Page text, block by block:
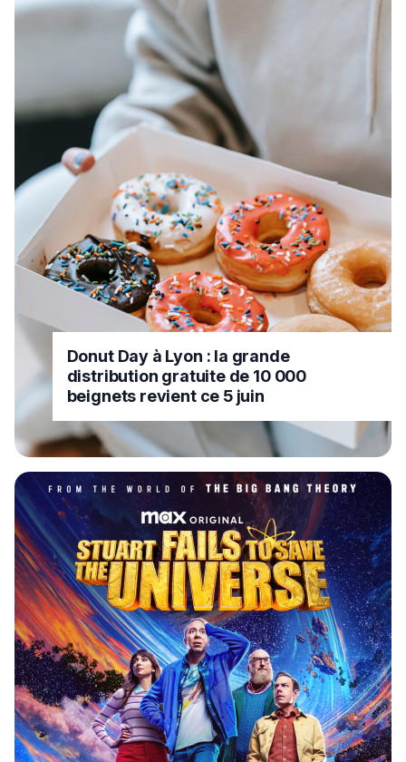
Donut Day à Lyon : la grande
distribution gratuite de 10 000
beignets revient ce 5 juin